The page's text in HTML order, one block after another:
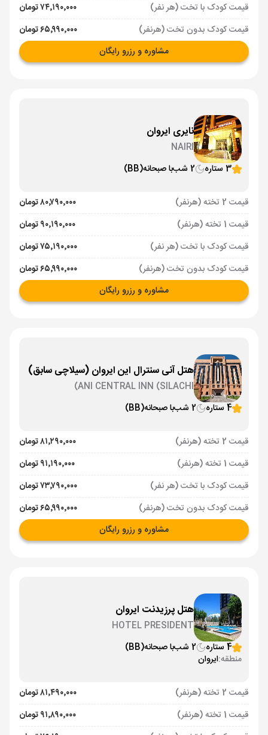
قیمت کودک با تخت (هر نفر)
۷۴٬۱۹۰٬۰۰۰ تومان
قیمت کودک بدون تخت (هرنفر)
۶۵٬۹۹۰٬۰۰۰ تومان
مشاوره و رزرو رایگان
نایری ایروان
NAIRI
3 ستاره
2 شب با صبحانه(BB)
قیمت 2 تخته (هرنفر)
۸۰٬۷۹۰٬۰۰۰ تومان
قیمت 1 تخته (هرنفر)
۹۰٬۱۹۰٬۰۰۰ تومان
قیمت کودک با تخت (هر نفر)
۷۵٬۱۹۰٬۰۰۰ تومان
قیمت کودک بدون تخت (هرنفر)
۶۵٬۹۹۰٬۰۰۰ تومان
مشاوره و رزرو رایگان
هتل آنی سنترال این ایروان (سیلاچی سابق)
ANI CENTRAL INN (SILACHI)
4 ستاره
2 شب با صبحانه(BB)
قیمت 2 تخته (هرنفر)
۸۱٬۲۹۰٬۰۰۰ تومان
قیمت 1 تخته (هرنفر)
۹۱٬۱۹۰٬۰۰۰ تومان
قیمت کودک با تخت (هر نفر)
۷۳٬۷۹۰٬۰۰۰ تومان
قیمت کودک بدون تخت (هرنفر)
۶۵٬۹۹۰٬۰۰۰ تومان
مشاوره و رزرو رایگان
هتل پرزیدنت ایروان
HOTEL PRESIDENT
4 ستاره
2 شب با صبحانه(BB)
منطقه:ایروان
قیمت 2 تخته (هرنفر)
۸۱٬۴۹۰٬۰۰۰ تومان
قیمت 1 تخته (هرنفر)
۹۱٬۸۹۰٬۰۰۰ تومان